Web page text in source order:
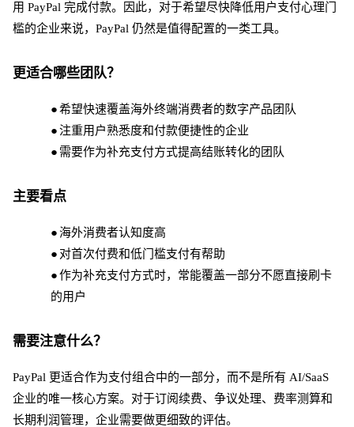
用 PayPal 完成付款。因此，对于希望尽快降低用户支付心理门
槛的企业来说，PayPal 仍然是值得配置的一类工具。
更适合哪些团队？
●希望快速覆盖海外终端消费者的数字产品团队
●注重用户熟悉度和付款便捷性的企业
● 需要作为补充支付方式提高结账转化的团队
主要看点
● 海外消费者认知度高
● 对首次付费和低门槛支付有帮助
●作为补充支付方式时，常能覆盖一部分不愿直接刷卡
的用户
需要注意什么？
PayPal 更适合作为支付组合中的一部分，而不是所有 AI/SaaS
企业的唯一核心方案。对于订阅续费、争议处理、费率测算和
长期利润管理，企业需要做更细致的评估。